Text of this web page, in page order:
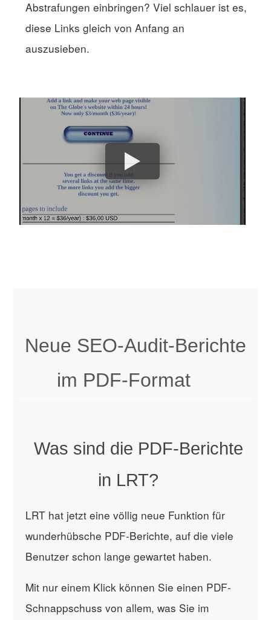
Abstrafungen einbringen? Viel schlauer ist es,
diese Links gleich von Anfang an
auszusieben.
Neue SEO-Audit-Berichte
im PDF-Format
Was sind die PDF-Berichte
in LRT?
LRT hat jetzt eine völlig neue Funktion für
wunderhübsche PDF-Berichte, auf die viele
Benutzer schon lange gewartet haben.
Mit nur einem Klick können Sie einen PDF-
Schnappschuss von allem, was Sie im